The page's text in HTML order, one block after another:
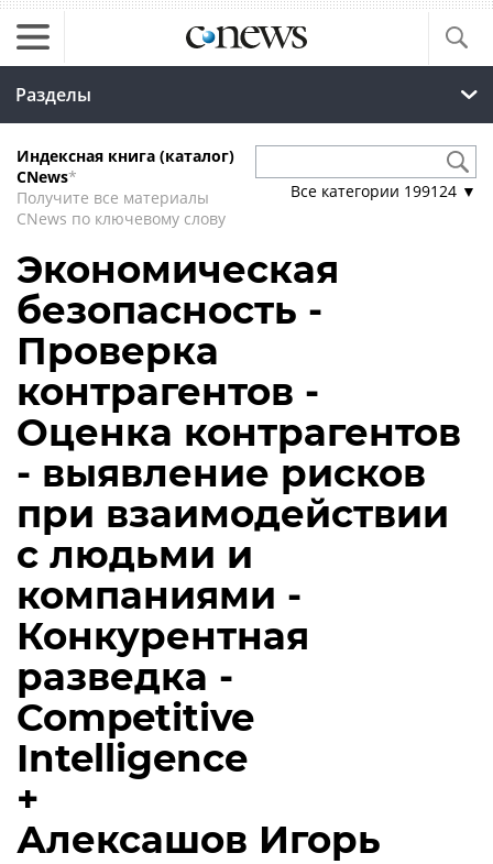
Разделы
Индексная книга (каталог)
CNews*
Получите все материалы
CNews по ключевому слову
Все категории 199124 ▼
Экономическая
безопасность -
Проверка
контрагентов -
Оценка контрагентов
- выявление рисков
при взаимодействии
с людьми и
компаниями -
Конкурентная
разведка -
Competitive
Intelligence
+
Алексашов Игорь